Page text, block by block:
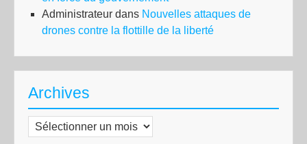
Administrateur dans Nouvelles attaques de
drones contre la flottille de la liberté
Archives
Archives